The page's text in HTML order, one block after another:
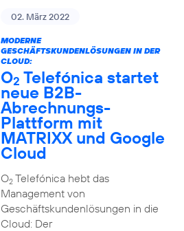
02. März 2022
MODERNE
GESCHÄFTSKUNDENLÖSUNGEN IN DER
CLOUD:
O2 Telefónica startet
neue B2B-
Abrechnungs-
Plattform mit
MATRIXX und Google
Cloud
O2Telefónica hebt das
Management von
Geschäftskundenlösungen in die
Cloud: Der